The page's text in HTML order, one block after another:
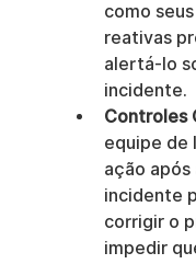
como
reativas
alertá-lo
incidente.
Controles
equipe de
ação
incidente
corrigir o
impedir